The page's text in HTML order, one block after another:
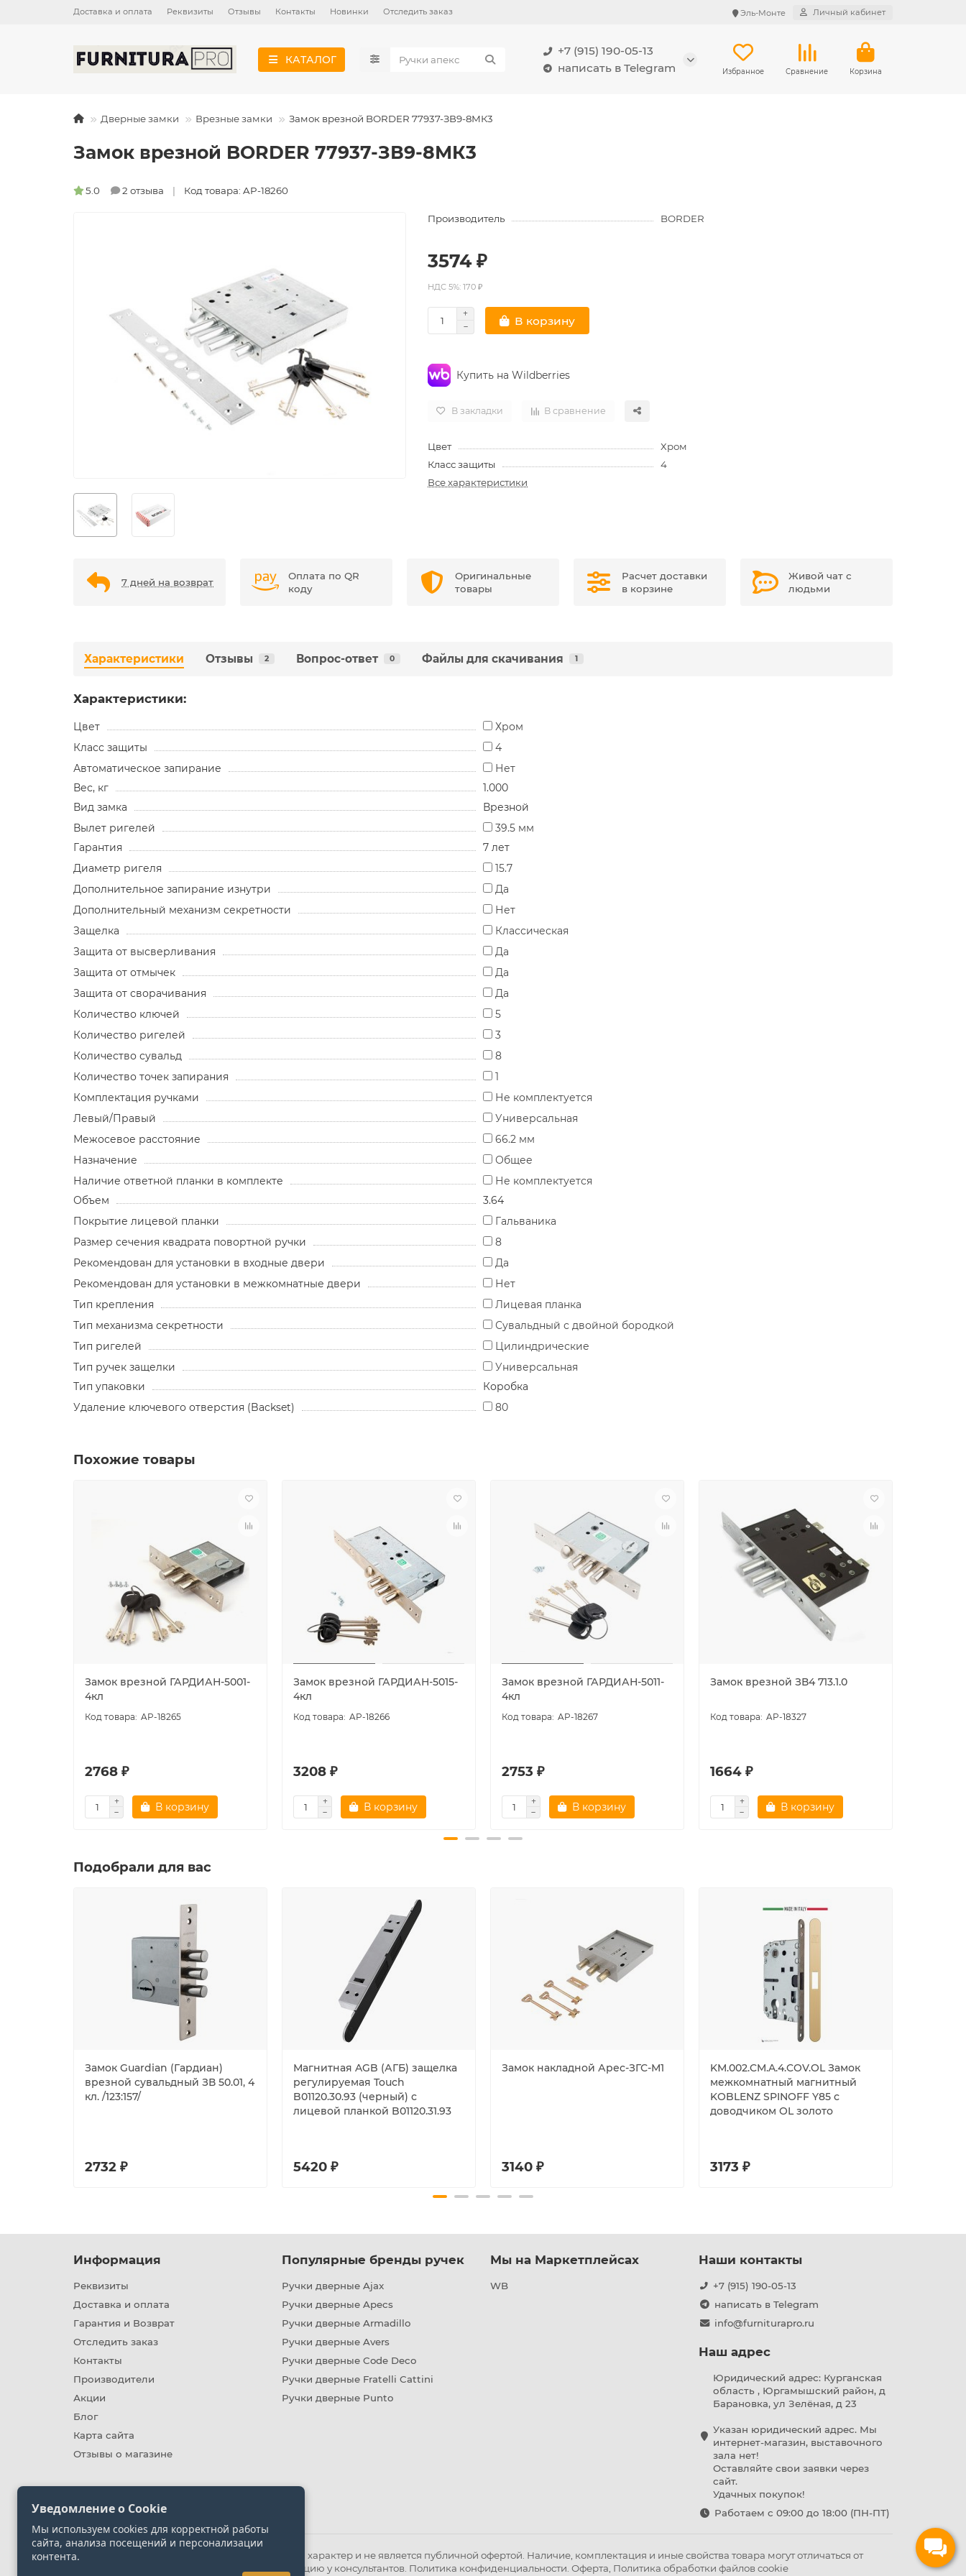
Доставка и оплата Реквизиты Отзывы Контакты Новинки Отследить заказ Эль-Монте Личный кабинет
КАТАЛОГ
+7 (915) 190-05-13
написать в Telegram
Избранное Сравнение Корзина
Дверные замки Врезные замки Замок врезной BORDER 77937-ЗВ9-8МК3
Замок врезной BORDER 77937-ЗВ9-8МК3
5.0 2 отзыва Код товара: AP-18260
Производитель BORDER
3574 ₽
НДС 5%: 170 ₽
В корзину
Купить на Wildberries
В закладки В сравнение
Цвет
Хром
Класс защиты
4
Все характеристики
7 дней на возврат
Оплата по QR
коду
Оригинальные
товары
Расчет доставки
в корзине
Живой чат с
людьми
Характеристики Отзывы 2 Вопрос-ответ 0 Файлы для скачивания 1
Характеристики:
Цвет
Хром
Класс защиты
4
Автоматическое запирание
Нет
Вес, кг
1.000
Вид замка
Врезной
Вылет ригелей
39.5 мм
Гарантия
7 лет
Диаметр ригеля
15.7
Дополнительное запирание изнутри
Да
Дополнительный механизм секретности
Нет
Защелка
Классическая
Защита от высверливания
Да
Защита от отмычек
Да
Защита от сворачивания
Да
Количество ключей
5
Количество ригелей
3
Количество сувальд
8
Количество точек запирания
1
Комплектация ручками
Не комплектуется
Левый/Правый
Универсальная
Межосевое расстояние
66.2 мм
Назначение
Общее
Наличие ответной планки в комплекте
Не комплектуется
Объем
3.64
Покрытие лицевой планки
Гальваника
Размер сечения квадрата повортной ручки
8
Рекомендован для установки в входные двери
Да
Рекомендован для установки в межкомнатные двери
Нет
Тип крепления
Лицевая планка
Тип механизма секретности
Сувальдный с двойной бородкой
Тип ригелей
Цилиндрические
Тип ручек защелки
Универсальная
Тип упаковки
Коробка
Удаление ключевого отверстия (Backset)
80
Похожие товары
Замок врезной ГАРДИАН-5001-
4кл
AP-18265
2768 ₽
В корзину
Замок врезной ГАРДИАН-5015-
4кл
AP-18266
3208 ₽
В корзину
Замок врезной ГАРДИАН-5011-
4кл
AP-18267
2753 ₽
В корзину
Замок врезной ЗВ4 713.1.0
AP-18327
1664 ₽
В корзину
Подобрали для вас
Замок Guardian (Гардиан)
врезной сувальдный ЗВ 50.01, 4
кл. /123:157/
2732 ₽
Магнитная AGB (АГБ) защелка
регулируемая Touch
B01120.30.93 (черный) с
лицевой планкой B01120.31.93
5420 ₽
Замок накладной Арес-ЗГС-М1
3140 ₽
KM.002.CM.A.4.COV.OL Замок
межкомнатный магнитный
KOBLENZ SPINOFF Y85 с
доводчиком OL золото
3173 ₽
Информация
Реквизиты
Доставка и оплата
Гарантия и Возврат
Отследить заказ
Контакты
Производители
Акции
Блог
Карта сайта
Отзывы о магазине
Популярные бренды ручек
Ручки дверные Ajax
Ручки дверные Apecs
Ручки дверные Armadillo
Ручки дверные Avers
Ручки дверные Code Deco
Ручки дверные Fratelli Cattini
Ручки дверные Punto
Мы на Маркетплейсах
WB
Наши контакты
+7 (915) 190-05-13
написать в Telegram
info@furniturapro.ru
Наш адрес
Юридический адрес: Курганская
область , Юргамышский район, д
Барановка, ул Зелёная, д 23
Указан юридический адрес. Мы
интернет-магазин, выставочного
зала нет!
Оставляйте свои заявки через
сайт.
Удачных покупок!
Работаем с 09:00 до 18:00 (ПН-ПТ)
Информация на сайте носит ознакомительный характер и не является публичной офертой. Наличие, комплектация и иные свойства товара могут отличаться от
представленных на сайте. Уточняйте информацию у консультантов. Политика конфиденциальности Оферта Политика обработки файлов cookie
Уведомление о Cookie
Мы используем cookies для корректной работы
сайта, анализа посещений и персонализации
контента.